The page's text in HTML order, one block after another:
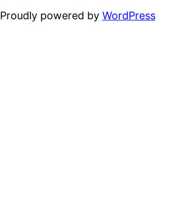
Proudly powered by WordPress